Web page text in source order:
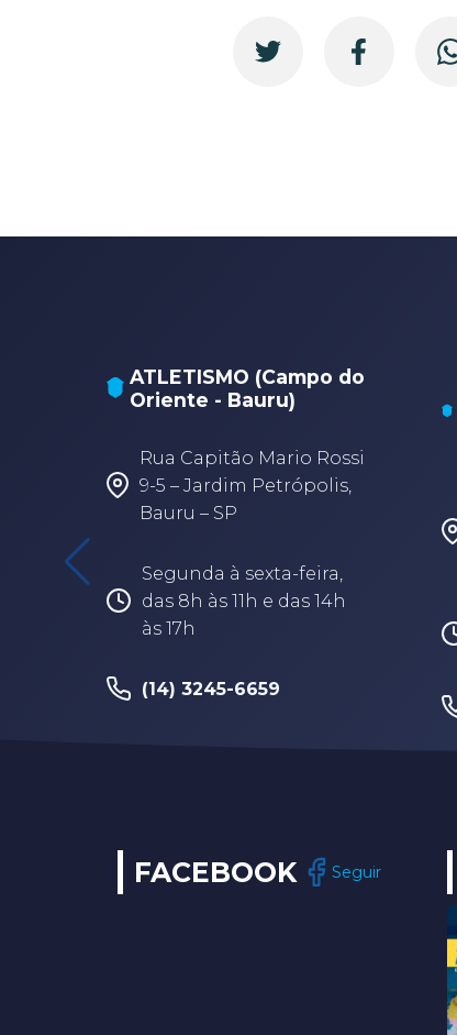
ATLETISMO (Campo do
Oriente - Bauru)
Rua Capitão Mario Rossi
9-5 – Jardim Petrópolis,
Bauru – SP
Segunda à sexta-feira,
das 8h às 11h e das 14h
às 17h
(14) 3245-6659
FACEBOOK Seguir